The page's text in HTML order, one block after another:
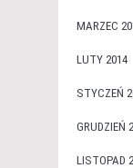
MARZEC
LUTY 2014
STYCZEŃ
GRUDZIEŃ
LISTOPAD